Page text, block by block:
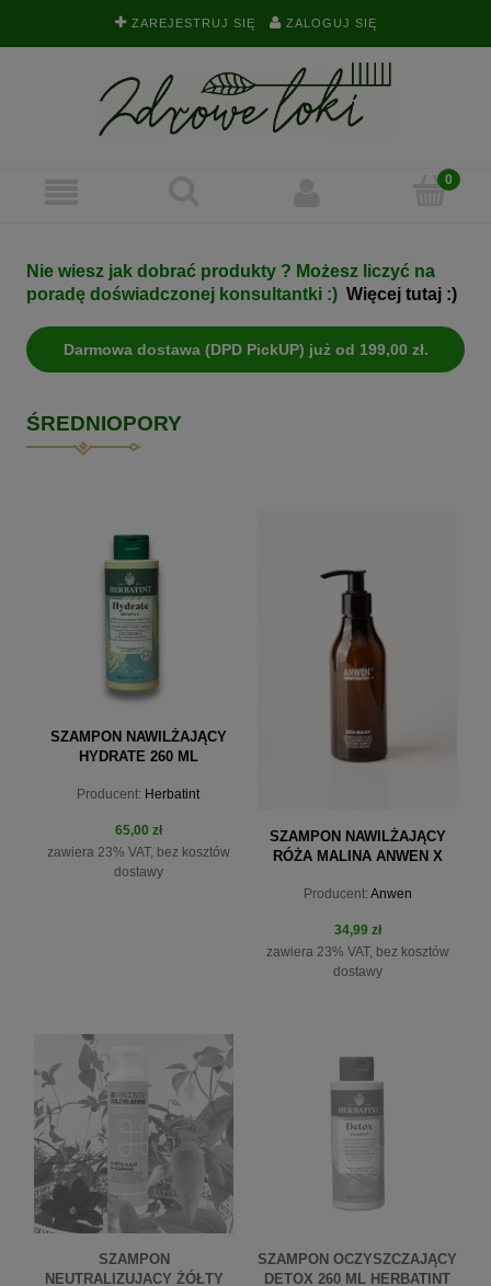
ZAREJESTRUJ SIĘ ZALOGUJ SIĘ
Nie wiesz jak dobrać produkty ? Możesz liczyć na
poradę doświadczonej konsultantki :) Więcej tutaj :)
Darmowa dostawa (DPD PickUP) już od 199,00 zł.
ŚREDNIOPORY
SZAMPON NAWILŻAJĄCY
HYDRATE 260 ML
Producent: Herbatint
65,00 zł
zawiera 23% VAT, bez kosztów
dostawy
SZAMPON NAWILŻAJĄCY
RÓŻA MALINA ANWEN X
Producent: Anwen
34,99 zł
zawiera 23% VAT, bez kosztów
dostawy
do koszyka
SZAMPON
NEUTRALIZUJACY ŻÓŁTY
SZAMPON OCZYSZCZAJĄCY
DETOX 260 ML HERBATINT